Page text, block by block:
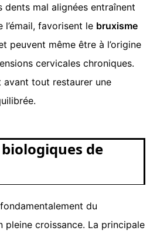
dents mal alignées entraînent
l’émail, favorisent le bruxisme
peuvent même être à l’origine
cervicales chroniques.
avant tout restaurer une
de
du
pleine croissance. La principale